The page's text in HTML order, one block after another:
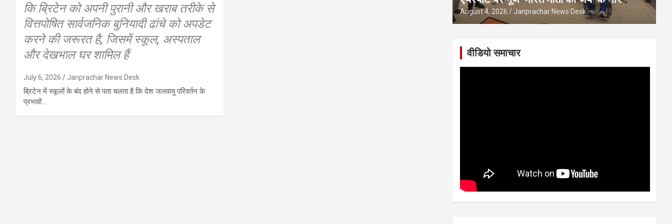
कि ब्रिटेन को अपनी पुरानी और खराब तरीके से
वित्तपोषित सार्वजनिक बुनियादी ढांचे को अपडेट
करने की जरूरत है, जिसमें स्कूल, अस्पताल
और देखभाल घर शामिल हैं
July 6, 2026 Janprachar News Desk
ब्रिटेन में स्कूलों के बंद होने से पता चलता है कि देश जलवायु परिवर्तन के
प्रभावों…
August 4, 2026 Janprachar News Desk
वीडियो समाचार